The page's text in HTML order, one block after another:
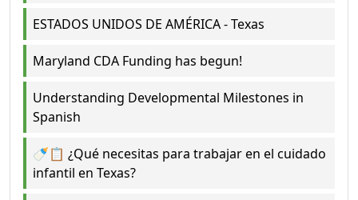
ESTADOS UNIDOS DE AMÉRICA - Texas
Maryland CDA Funding has begun!
Understanding Developmental Milestones in
Spanish
🍼📋 ¿Qué necesitas para trabajar en el cuidado
infantil en Texas?